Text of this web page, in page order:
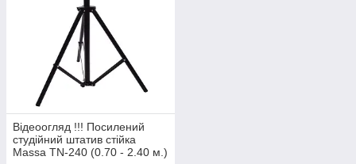
Відеоогляд !!! Посилений
студійний штатив стійка
Massa TN-240 (0.70 - 2.40 м.)